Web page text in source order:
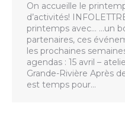
On accueille le
d’activités!
printemps avec… …un
partenaires, ces
les prochaines
agendas : 15 avril –
Grande-Rivière Après
est temps pour…